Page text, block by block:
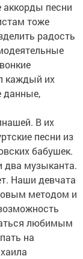
аккорды песни
тоже
радость
каждый их
данные,
В их
песни из
бабушек.
два музыканта.
Наши девчата
методом и
любимым
на